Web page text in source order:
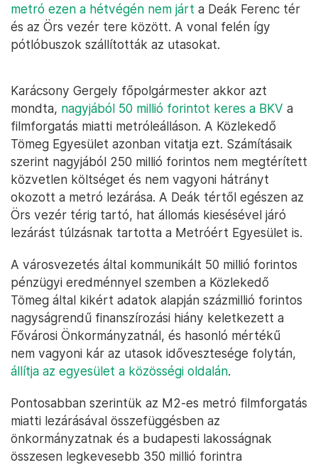
metró ezen a hétvégén nem járt a Deák Ferenc tér
és az Örs vezér tere között. A vonal felén így
pótlóbuszok szállították az utasokat.
Karácsony Gergely főpolgármester akkor azt
mondta, nagyjából 50 millió forintot keres a BKV a
filmforgatás miatti metróleálláson. A Közlekedő
Tömeg Egyesület azonban vitatja ezt. Számításaik
szerint nagyjából 250 millió forintos nem megtérített
közvetlen költséget és nem vagyoni hátrányt
okozott a metró lezárása. A Deák tértől egészen az
Örs vezér térig tartó, hat állomás kiesésével járó
lezárást túlzásnak tartotta a Metróért Egyesület is.
A városvezetés által kommunikált 50 millió forintos
pénzügyi eredménnyel szemben a Közlekedő
Tömeg által kikért adatok alapján százmillió forintos
nagyságrendű finanszírozási hiány keletkezett a
Fővárosi Önkormányzatnál, és hasonló mértékű
nem vagyoni kár az utasok idővesztesége folytán,
állítja az egyesület a közösségi oldalán.
Pontosabban szerintük az M2-es metró filmforgatás
miatti lezárásával összefüggésben az
önkormányzatnak és a budapesti lakosságnak
összesen legkevesebb 350 millió forintra